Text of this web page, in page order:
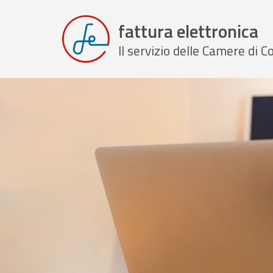
fattura elettronica
Il servizio delle Camere di